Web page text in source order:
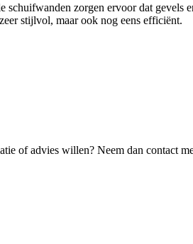
zorgen ervoor dat gevels
stijlvol, maar ook nog eens efficiënt.
of advies willen? Neem dan contact